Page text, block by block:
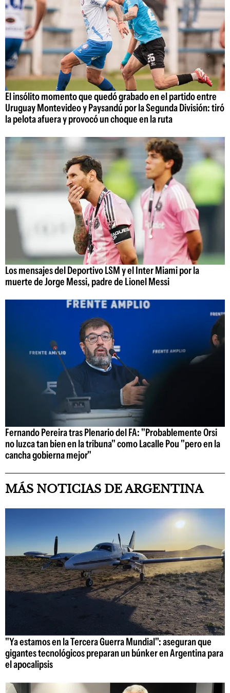
El insólito momento que quedó grabado en el partido entre
Uruguay Montevideo y Paysandú por la Segunda División: tiró
la pelota afuera y provocó un choque en la ruta
Los mensajes del Deportivo LSM y el Inter Miami por la
muerte de Jorge Messi, padre de Lionel Messi
Fernando Pereira tras Plenario del FA: "Probablemente Orsi
no luzca tan bien en la tribuna" como Lacalle Pou "pero en la
cancha gobierna mejor"
MÁS NOTICIAS DE ARGENTINA
"Ya estamos en la Tercera Guerra Mundial": aseguran que
gigantes tecnológicos preparan un búnker en Argentina para
el apocalipsis